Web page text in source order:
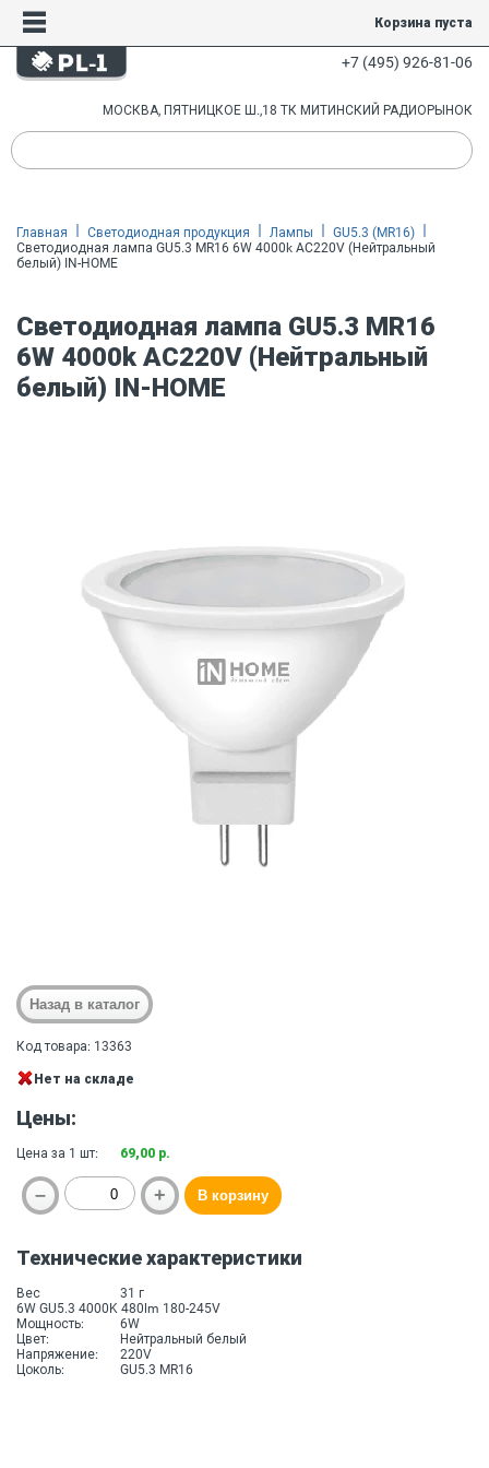
Корзина пуста
+7 (495) 926-81-06
МОСКВА, ПЯТНИЦКОЕ Ш.,18 ТК МИТИНСКИЙ РАДИОРЫНОК
Главная Светодиодная продукция Лампы
GU5.3 (MR16)
Светодиодная лампа GU5.3 MR16 6W 4000k AC220V (Нейтральный
белый) IN-HOME
Светодиодная лампа GU5.3 MR16
6W 4000k AC220V (Нейтральный
белый) IN-HOME
Код товара: 13363
Нет на складе
Цены:
Цена за 1 шт: 69,00 р.
Технические характеристики
Вес
31 г
6W GU5.3 4000K 480lm 180-245V
Мощность:
6W
Цвет:
Нейтральный белый
Напряжение:
220V
Цоколь:
GU5.3 MR16